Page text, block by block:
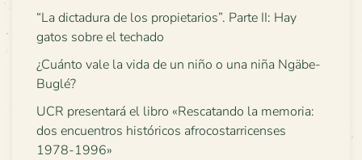
“La dictadura de los propietarios”. Parte II: Hay
gatos sobre el techado
¿Cuánto vale la vida de un niño o una niña Ngäbe-
Buglé?
UCR presentará el libro «Rescatando la memoria:
dos encuentros históricos afrocostarricenses
1978-1996»